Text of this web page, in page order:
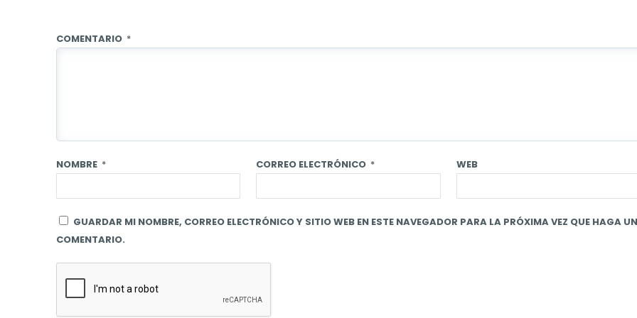
COMENTARIO *
NOMBRE * CORREO ELECTRÓNICO * WEB
GUARDAR MI NOMBRE, CORREO ELECTRÓNICO Y SITIO WEB EN ESTE NAVEGADOR PARA LA PRÓXIMA VEZ QUE HAGA UN
COMENTARIO.